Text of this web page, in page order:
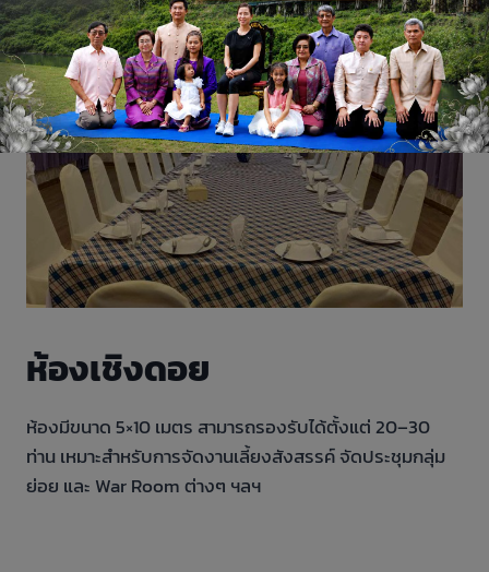
ห้องเชิงดอย
ห้องมีขนาด 5×10 เมตร สามารถรองรับได้ตั้งแต่ 20–30
ท่าน เหมาะสำหรับการจัดงานเลี้ยงสังสรรค์ จัดประชุมกลุ่ม
ย่อย และ War Room ต่างๆ ฯลฯ